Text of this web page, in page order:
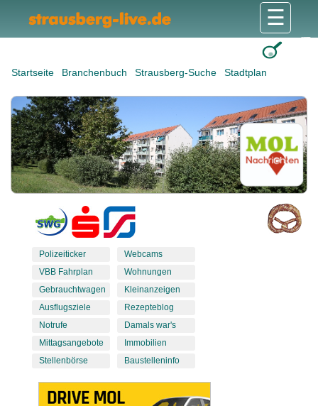
Startseite Branchenbuch Strausberg-Suche Stadtplan
☰
Polizeiticker
VBB Fahrplan
Gebrauchtwagen
Ausflugsziele
Notrufe
Mittagsangebote
Stellenbörse
Webcams
Wohnungen
Kleinanzeigen
Rezepteblog
Damals war's
Immobilien
Baustelleninfo